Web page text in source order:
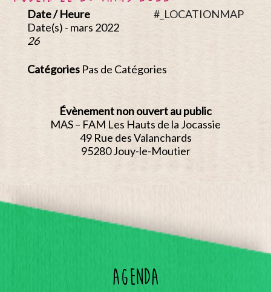
#_LOCATIONMAP
Date / Heure
Date(s) - mars 2022
26
Catégories Pas de Catégories
Évènement non ouvert au public
MAS – FAM Les Hauts de la Jocassie
49 Rue des Valanchards
95280 Jouy-le-Moutier
Agenda